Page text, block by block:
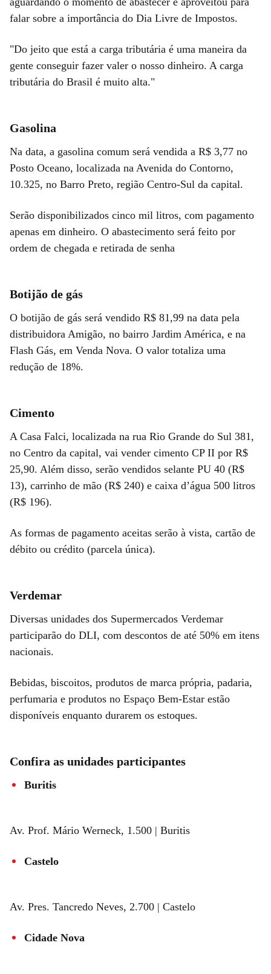
falar sobre a importância do Dia Livre de Impostos.
"Do jeito que está a carga tributária é uma maneira da
gente conseguir fazer valer o nosso dinheiro. A carga
tributária do Brasil é muito alta."
Gasolina
Na data, a gasolina comum será vendida a R$ 3,77 no
Posto Oceano, localizada na Avenida do Contorno,
10.325, no Barro Preto, região Centro-Sul da capital.
Serão disponibilizados cinco mil litros, com pagamento
apenas em dinheiro. O abastecimento será feito por
ordem de chegada e retirada de senha
Botijão de gás
O botijão de gás será vendido R$ 81,99 na data pela
distribuidora Amigão, no bairro Jardim América, e na
Flash Gás, em Venda Nova. O valor totaliza uma
redução de 18%.
Cimento
A Casa Falci, localizada na rua Rio Grande do Sul 381,
no Centro da capital, vai vender cimento CP II por R$
25,90. Além disso, serão vendidos selante PU 40 (R$
13), carrinho de mão (R$ 240) e caixa d’água 500 litros
(R$ 196).
As formas de pagamento aceitas serão à vista, cartão de
débito ou crédito (parcela única).
Verdemar
Diversas unidades dos Supermercados Verdemar
participarão do DLI, com descontos de até 50% em itens
nacionais.
Bebidas, biscoitos, produtos de marca própria, padaria,
perfumaria e produtos no Espaço Bem-Estar estão
disponíveis enquanto durarem os estoques.
Confira as unidades participantes
Buritis
Av. Prof. Mário Werneck, 1.500 | Buritis
Castelo
Av. Pres. Tancredo Neves, 2.700 | Castelo
Cidade Nova